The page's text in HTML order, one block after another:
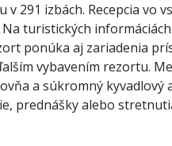
291 izbách. Recepcia vo
turistických
ponúka aj zariadenia
vybavením rezortu.
a súkromný
prednášky alebo